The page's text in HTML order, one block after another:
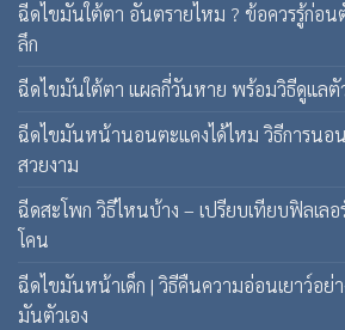
ฉีดไขมันใต้ตา อันตรายไหม ? ข้อควรรู้ก่อ
ลึก
ฉีดไขมันใต้ตา แผลกี่วันหาย พร้อมวิธีดูแลตัว
ฉีดไขมันหน้านอนตะแคงได้ไหม วิธีการน
สวยงาม
ฉีดสะโพก วิธีไหนบ้าง – เปรียบเทียบฟิลเล
โคน
ฉีดไขมันหน้าเด็ก | วิธีคืนความอ่อนเยาว์อย่
มันตัวเอง